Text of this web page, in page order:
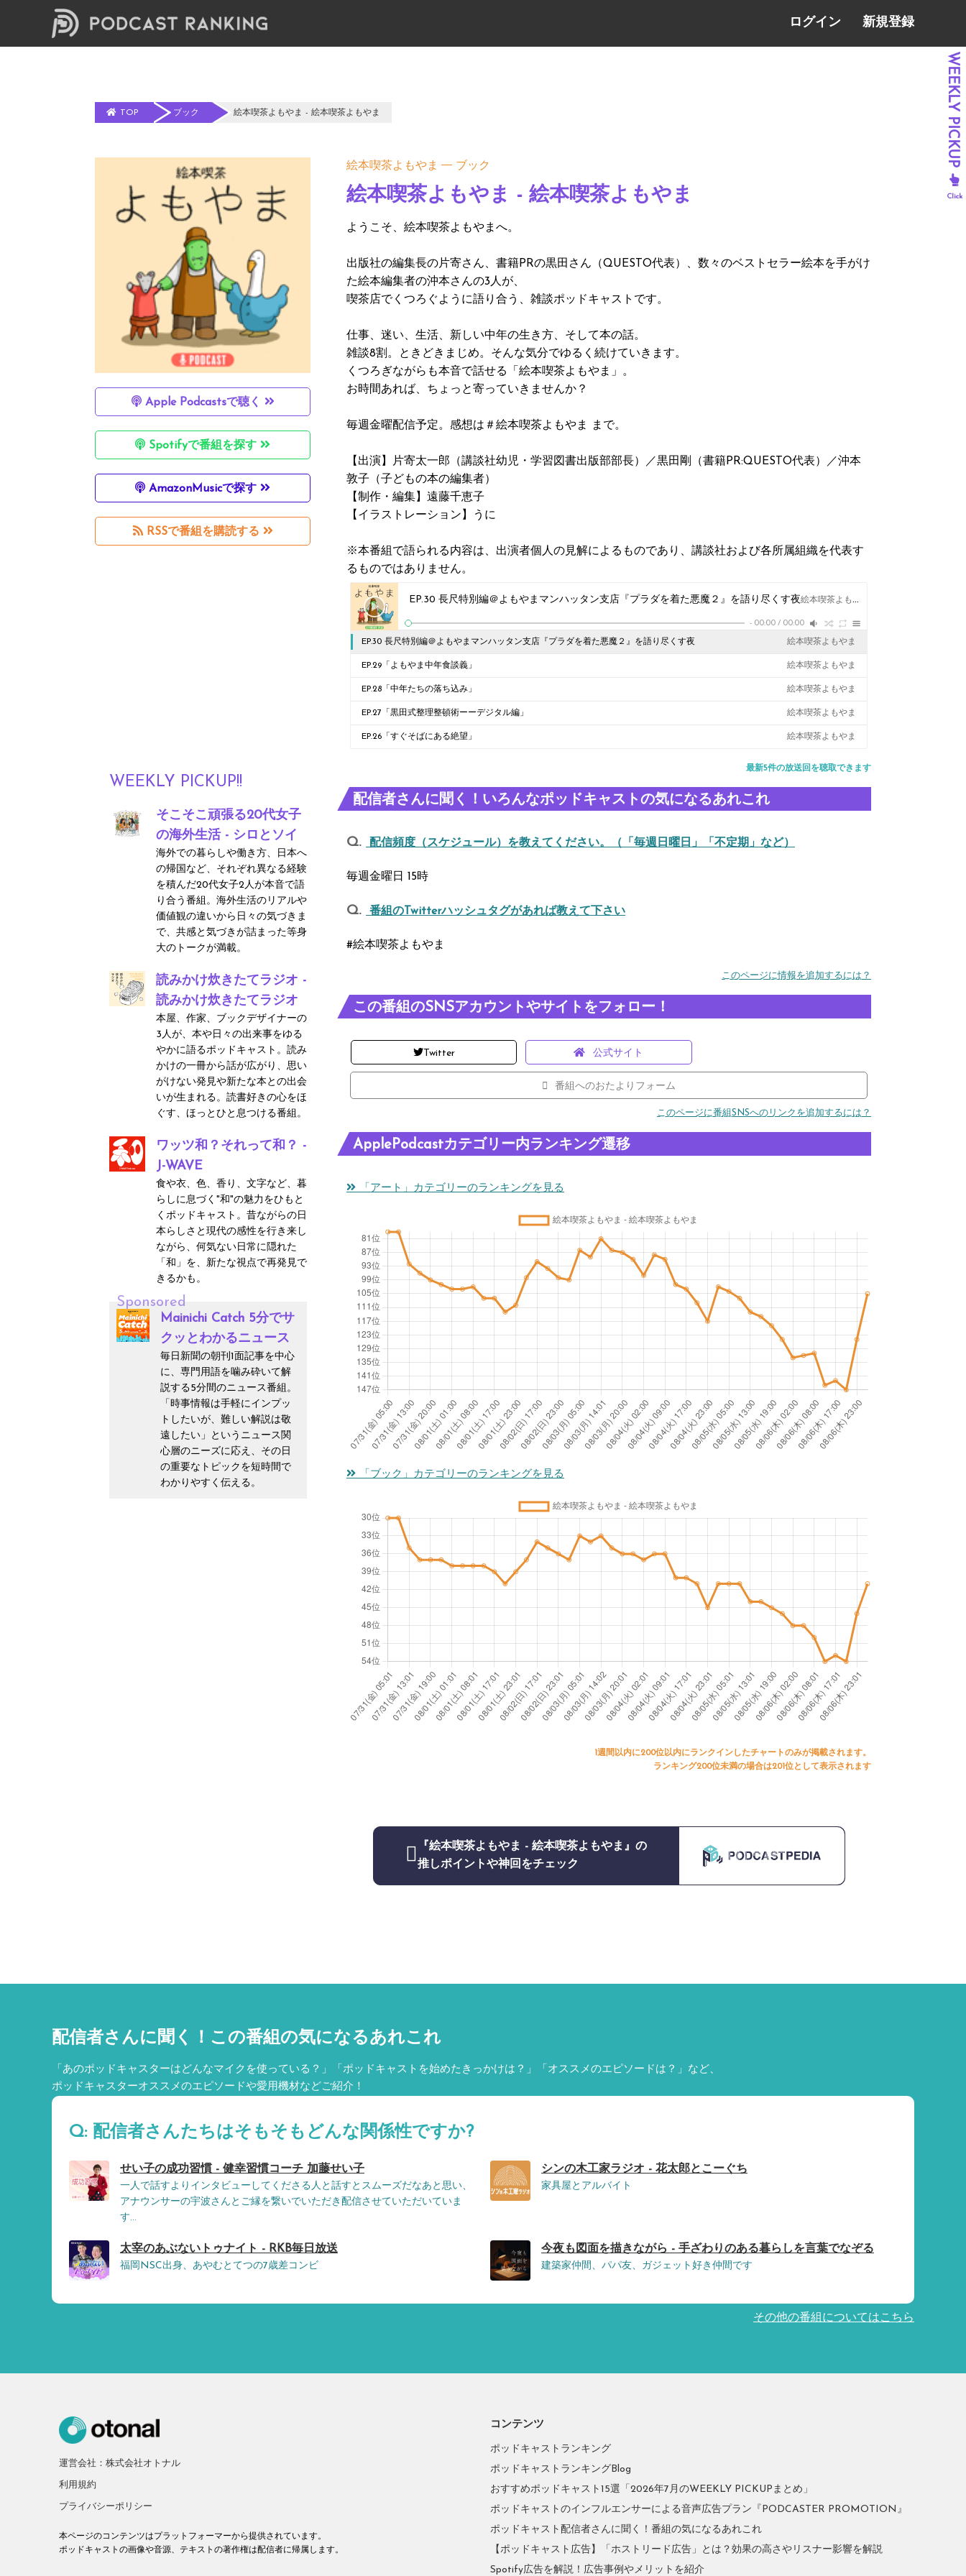
ログイン 新規登録
TOP ブック 絵本喫茶よもやま - 絵本喫茶よもやま
Apple Podcastsで聴く
Spotifyで番組を探す
AmazonMusicで探す
RSSで番組を購読する
WEEKLY PICKUP!!
そこそこ頑張る20代女子
の海外生活 - シロとソイ
海外での暮らしや働き方、日本へ
の帰国など、それぞれ異なる経験
を積んだ20代女子2人が本音で語
り合う番組。海外生活のリアルや
価値観の違いから日々の気づきま
で、共感と気づきが詰まった等身
大のトークが満載。
読みかけ炊きたてラジオ -
読みかけ炊きたてラジオ
本屋、作家、ブックデザイナーの
3人が、本や日々の出来事をゆる
やかに語るポッドキャスト。読み
かけの一冊から話が広がり、思い
がけない発見や新たな本との出会
いが生まれる。読書好きの心をほ
ぐす、ほっとひと息つける番組。
ワッツ和？それって和？ -
J-WAVE
食や衣、色、香り、文字など、暮
らしに息づく"和"の魅力をひもと
くポッドキャスト。昔ながらの日
本らしさと現代の感性を行き来し
ながら、何気ない日常に隠れた
「和」を、新たな視点で再発見で
きるかも。
Sponsored
Mainichi Catch 5分でサ
クッとわかるニュース
毎日新聞の朝刊1面記事を中心
に、専門用語を噛み砕いて解
説する5分間のニュース番組。
「時事情報は手軽にインプッ
トしたいが、難しい解説は敬
遠したい」というニュース関
心層のニーズに応え、その日
の重要なトピックを短時間で
わかりやすく伝える。
絵本喫茶よもやま ブック
絵本喫茶よもやま - 絵本喫茶よもやま
ようこそ、絵本喫茶よもやまへ。
出版社の編集長の片寄さん、書籍PRの黒田さん（QUESTO代表）、数々のベストセラー絵本を手がけ
た絵本編集者の沖本さんの3人が、
喫茶店でくつろぐように語り合う、雑談ポッドキャストです。
仕事、迷い、生活、新しい中年の生き方、そして本の話。
雑談8割。ときどきまじめ。そんな気分でゆるく続けていきます。
くつろぎながらも本音で話せる「絵本喫茶よもやま」。
お時間あれば、ちょっと寄っていきませんか？
毎週金曜配信予定。感想は＃絵本喫茶よもやま まで。
【出演】片寄太一郎（講談社幼児・学習図書出版部部長）／黒田剛（書籍PR:QUESTO代表）／沖本
敦子（子どもの本の編集者）
【制作・編集】遠藤千恵子
【イラストレーション】うに
※本番組で語られる内容は、出演者個人の見解によるものであり、講談社および各所属組織を代表す
るものではありません。
EP.30 長尺特別編＠よもやまマンハッタン支店『プラダを着た悪魔２』を語り尽くす夜絵本喫茶よもやま
- 00:00 / 00:00
EP.30 長尺特別編＠よもやまマンハッタン支店『プラダを着た悪魔２』を語り尽くす夜 絵本喫茶よもやま
EP.29「よもやま中年食談義」 絵本喫茶よもやま
EP.28「中年たちの落ち込み」 絵本喫茶よもやま
EP.27「黒田式整理整頓術ーーデジタル編」 絵本喫茶よもやま
EP.26「すぐそばにある絶望」 絵本喫茶よもやま
最新5件の放送回を聴取できます
配信者さんに聞く！いろんなポッドキャストの気になるあれこれ
配信頻度（スケジュール）を教えてください。（「毎週日曜日」「不定期」など）
毎週金曜日 15時
番組のTwitterハッシュタグがあれば教えて下さい
#絵本喫茶よもやま
このページに情報を追加するには？
この番組のSNSアカウントやサイトをフォロー！
Twitter 公式サイト
番組へのおたよりフォーム
このページに番組SNSへのリンクを追加するには？
ApplePodcastカテゴリー内ランキング遷移
「アート」カテゴリーのランキングを見る
「ブック」カテゴリーのランキングを見る
1週間以内に200位以内にランクインしたチャートのみが掲載されます。
ランキング200位未満の場合は201位として表示されます
『絵本喫茶よもやま - 絵本喫茶よもやま』の
推しポイントや神回をチェック
配信者さんに聞く！ この番組の気になるあれこれ
「あのポッドキャスターはどんなマイクを使っている？」「ポッドキャストを始めたきっかけは？」「オススメのエピソードは？」など、
ポッドキャスターオススメのエピソードや愛用機材などご紹介！
Q: 配信者さんたちはそもそもどんな関係性ですか?
せい子の成功習慣 - 健幸習慣コーチ 加藤せい子
一人で話すよりインタビューしてくださる人と話すとスムーズだなあと思い、
アナウンサーの宇波さんとご縁を繋いでいただき配信させていただいていま
す...
シンの木工家ラジオ - 花太郎とこーぐち
家具屋とアルバイト
太宰のあぶないトゥナイト - RKB毎日放送
福岡NSC出身、あやむとてつの7歳差コンビ
今夜も図面を描きながら - 手ざわりのある暮らしを言葉でなぞる
建築家仲間、パパ友、ガジェット好き仲間です
その他の番組についてはこちら
運営会社：株式会社オトナル
利用規約
プライバシーポリシー
本ページのコンテンツはプラットフォーマーから提供されています。
ポッドキャストの画像や音源、テキストの著作権は配信者に帰属します。
コンテンツ
ポッドキャストランキング
ポッドキャストランキングBlog
おすすめポッドキャスト15選「2026年7月のWEEKLY PICKUPまとめ」
ポッドキャストのインフルエンサーによる音声広告プラン『PODCASTER PROMOTION』
ポッドキャスト配信者さんに聞く！番組の気になるあれこれ
【ポッドキャスト広告】「ホストリード広告」とは？効果の高さやリスナー影響を解説
Spotify広告を解説！広告事例やメリットを紹介